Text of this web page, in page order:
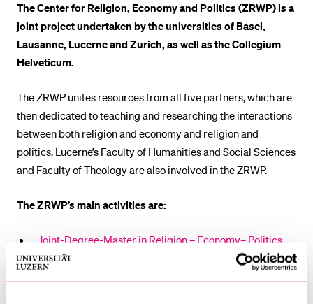
The Center for Religion, Economy and Politics (ZRWP) is a
joint project undertaken by the universities of Basel,
Lausanne, Lucerne and Zurich, as well as the Collegium
Helveticum.
The ZRWP unites resources from all five partners, which are
then dedicated to teaching and researching the interactions
between both religion and economy and religion and
politics. Lucerne’s Faculty of Humanities and Social Sciences
and Faculty of Theology are also involved in the ZRWP.
The ZRWP’s main activities are:
Joint-Degree-Master in Religion – Economy– Politics
(rubric Studium; in German)
POPULAR CONTENT
Course catalogue
Library
Menu Canteen
Application and Admission